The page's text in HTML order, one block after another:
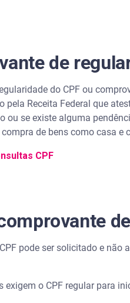
de
do CPF ou
pela Receita Federal que
ou se existe alguma
de bens como casa e
CPF
pode ser solicitado e
exigem o CPF regular para